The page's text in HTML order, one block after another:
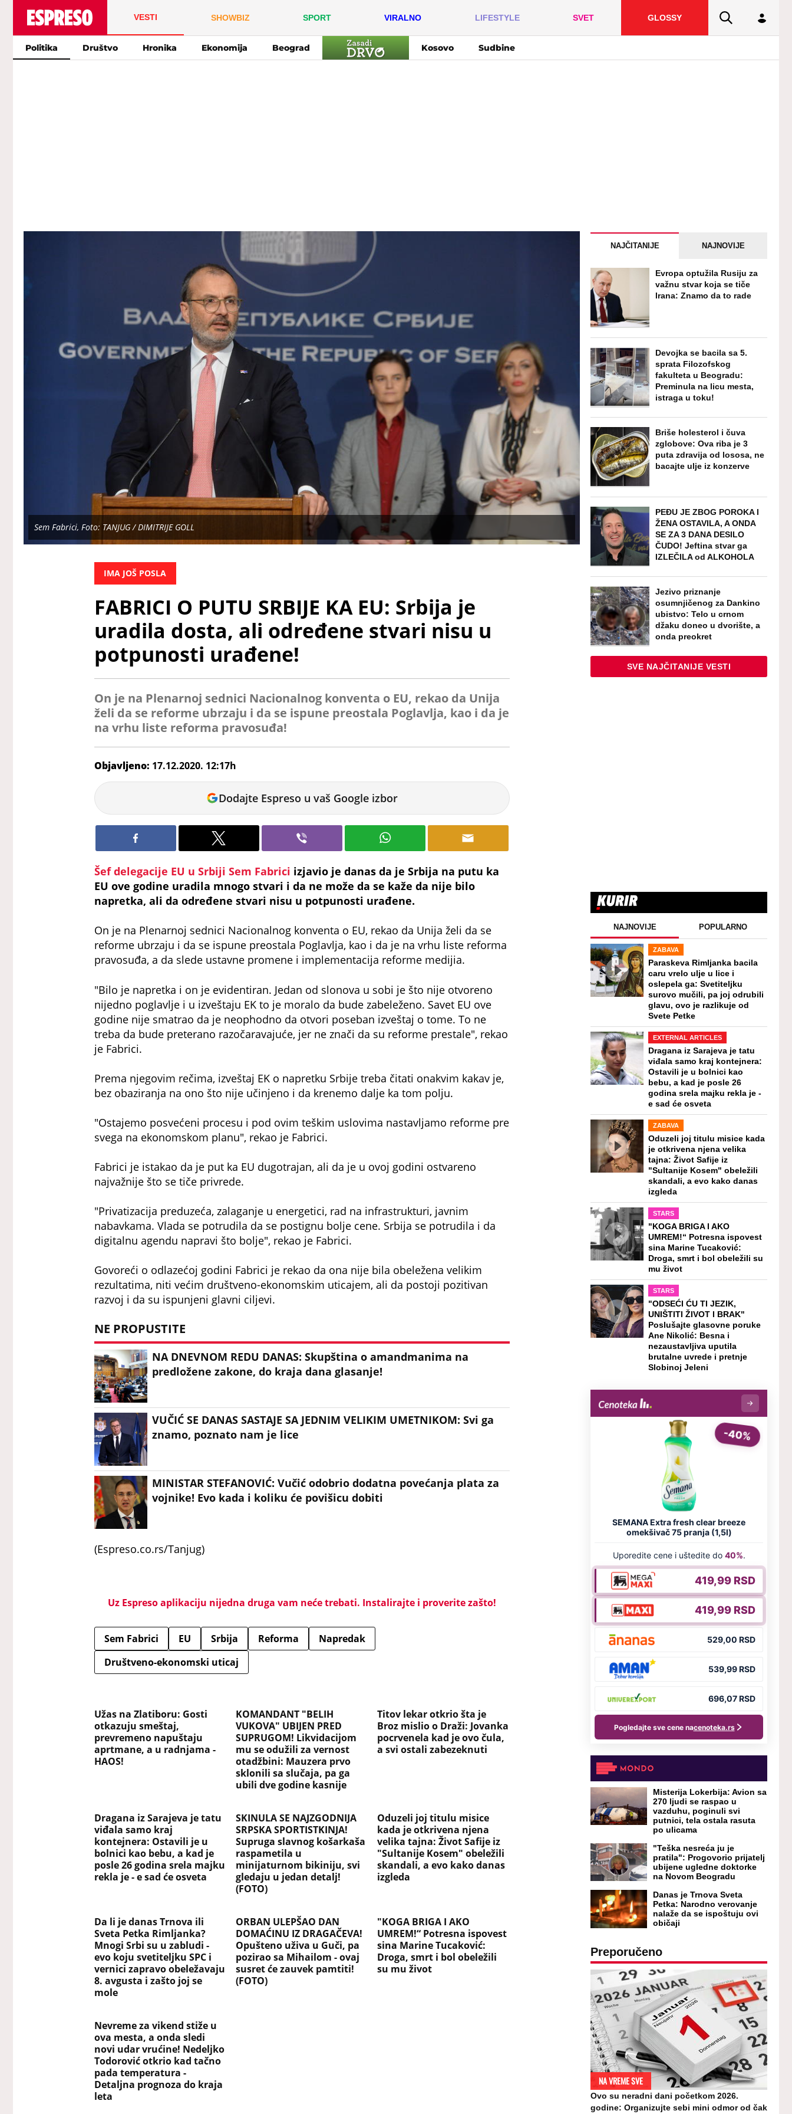
VESTI SHOWBIZ SPORT VIRALNO LIFESTYLE SVET GLOSSY
Politika Društvo Hronika Ekonomija Beograd Kosovo Sudbine
Sem Fabrici, Foto: TANJUG / DIMITRIJE GOLL
IMA JOŠ POSLA
FABRICI O PUTU SRBIJE KA EU: Srbija je
uradila dosta, ali određene stvari nisu u
potpunosti urađene!
On je na Plenarnoj sednici Nacionalnog konventa o EU, rekao da Unija
želi da se reforme ubrzaju i da se ispune preostala Poglavlja, kao i da je
na vrhu liste reforma pravosuđa!
Objavljeno: 17.12.2020. 12:17h
Bojana
Petrović
Dodajte Espreso u vaš Google izbor
Šef delegacije EU u Srbiji Sem Fabrici izjavio je danas da je Srbija na putu ka
EU ove godine uradila mnogo stvari i da ne može da se kaže da nije bilo
napretka, ali da određene stvari nisu u potpunosti urađene.
On je na Plenarnoj sednici Nacionalnog konventa o EU, rekao da Unija želi da se
reforme ubrzaju i da se ispune preostala Poglavlja, kao i da je na vrhu liste reforma
pravosuđa, a da slede ustavne promene i implementacija reforme medijia.
"Bilo je napretka i on je evidentiran. Jedan od slonova u sobi je što nije otvoreno
nijedno poglavlje i u izveštaju EK to je moralo da bude zabeleženo. Savet EU ove
godine nije smatrao da je neophodno da otvori poseban izveštaj o tome. To ne
treba da bude preterano razočaravajuće, jer ne znači da su reforme prestale", rekao
je Fabrici.
Prema njegovim rečima, izveštaj EK o napretku Srbije treba čitati onakvim kakav je,
bez obaziranja na ono što nije učinjeno i da krenemo dalje ka tom polju.
"Ostajemo posvećeni procesu i pod ovim teškim uslovima nastavljamo reforme pre
svega na ekonomskom planu", rekao je Fabrici.
Fabrici je istakao da je put ka EU dugotrajan, ali da je u ovoj godini ostvareno
najvažnije što se tiče privrede.
"Privatizacija preduzeća, zalaganje u energetici, rad na infrastrukturi, javnim
nabavkama. Vlada se potrudila da se postignu bolje cene. Srbija se potrudila i da
digitalnu agendu napravi što bolje", rekao je Fabrici.
Govoreći o odlazećoj godini Fabrici je rekao da ona nije bila obeležena velikim
rezultatima, niti većim društveno-ekonomskim uticajem, ali da postoji pozitivan
razvoj i da su ispunjeni glavni ciljevi.
NE PROPUSTITE
NA DNEVNOM REDU DANAS: Skupština o amandmanima na
predložene zakone, do kraja dana glasanje!
VUČIĆ SE DANAS SASTAJE SA JEDNIM VELIKIM UMETNIKOM: Svi ga
znamo, poznato nam je lice
MINISTAR STEFANOVIĆ: Vučić odobrio dodatna povećanja plata za
vojnike! Evo kada i koliku će povišicu dobiti
(Espreso.co.rs/Tanjug)
Uz Espreso aplikaciju nijedna druga vam neće trebati. Instalirajte i proverite zašto!
Sem Fabrici EU Srbija Reforma
Napredak
Društveno-ekonomski uticaj
Užas na Zlatiboru: Gosti
otkazuju smeštaj,
prevremeno napuštaju
aprtmane, a u radnjama -
HAOS!
KOMANDANT "BELIH
VUKOVA" UBIJEN PRED
SUPRUGOM! Likvidacijom
mu se odužili za vernost
otadžbini: Mauzera prvo
sklonili sa slučaja, pa ga
ubili dve godine kasnije
Titov lekar otkrio šta je
Broz mislio o Draži: Jovanka
pocrvenela kad je ovo čula,
a svi ostali zabezeknuti
Dragana iz Sarajeva je tatu
viđala samo kraj
kontejnera: Ostavili je u
bolnici kao bebu, a kad je
posle 26 godina srela majku
rekla je - e sad će osveta
SKINULA SE NAJZGODNIJA
SRPSKA SPORTISTKINJA!
Supruga slavnog košarkaša
raspametila u
minijaturnom bikiniju, svi
gledaju u jedan detalj!
(FOTO)
Oduzeli joj titulu misice
kada je otkrivena njena
velika tajna: Život Safije iz
"Sultanije Kosem" obeležili
skandali, a evo kako danas
izgleda
Da li je danas Trnova ili
Sveta Petka Rimljanka?
Mnogi Srbi su u zabludi -
evo koju svetiteljku SPC i
vernici zapravo obeležavaju
8. avgusta i zašto joj se
mole
ORBAN ULEPŠAO DAN
DOMAĆINU IZ DRAGAČEVA!
Opušteno uživa u Guči, pa
pozirao sa Mihailom - ovaj
susret će zauvek pamtiti!
(FOTO)
"KOGA BRIGA I AKO
UMREM!“ Potresna ispovest
sina Marine Tucaković:
Droga, smrt i bol obeležili
su mu život
Nevreme za vikend stiže u
ova mesta, a onda sledi
novi udar vrućine! Nedeljko
Todorović otkrio kad tačno
pada temperatura -
Detaljna prognoza do kraja
leta
NAJČITANIJE NAJNOVIJE
Evropa optužila Rusiju za
važnu stvar koja se tiče
Irana: Znamo da to rade
Devojka se bacila sa 5.
sprata Filozofskog
fakulteta u Beogradu:
Preminula na licu mesta,
istraga u toku!
Briše holesterol i čuva
zglobove: Ova riba je 3
puta zdravija od lososa, ne
bacajte ulje iz konzerve
PEĐU JE ZBOG POROKA I
ŽENA OSTAVILA, A ONDA
SE ZA 3 DANA DESILO
ČUDO! Jeftina stvar ga
IZLEČILA od ALKOHOLA
Jezivo priznanje
osumnjičenog za Dankino
ubistvo: Telo u crnom
džaku doneo u dvorište, a
onda preokret
SVE NAJČITANIJE VESTI
NAJNOVIJE POPULARNO
ZABAVA
Paraskeva Rimljanka bacila
caru vrelo ulje u lice i
oslepela ga: Svetiteljku
surovo mučili, pa joj odrubili
glavu, ovo je razlikuje od
Svete Petke
EXTERNAL ARTICLES
Dragana iz Sarajeva je tatu
viđala samo kraj kontejnera:
Ostavili je u bolnici kao
bebu, a kad je posle 26
godina srela majku rekla je -
e sad će osveta
ZABAVA
Oduzeli joj titulu misice kada
je otkrivena njena velika
tajna: Život Safije iz
"Sultanije Kosem" obeležili
skandali, a evo kako danas
izgleda
STARS
"KOGA BRIGA I AKO
UMREM!“ Potresna ispovest
sina Marine Tucaković:
Droga, smrt i bol obeležili su
mu život
STARS
"ODSEĆI ĆU TI JEZIK,
UNIŠTITI ŽIVOT I BRAK"
Poslušajte glasovne poruke
Ane Nikolić: Besna i
nezaustavljiva uputila
brutalne uvrede i pretnje
Slobinoj Jeleni
Misterija Lokerbija: Avion sa
270 ljudi se raspao u
vazduhu, poginuli svi
putnici, tela ostala rasuta
po ulicama
"Teška nesreća ju je
pratila": Progovorio prijatelj
ubijene ugledne doktorke
na Novom Beogradu
Danas je Trnova Sveta
Petka: Narodno verovanje
nalaže da se ispoštuju ovi
običaji
Preporučeno
NA VREME SVE
Ovo su neradni dani početkom 2026.
godine: Organizujte sebi mini odmor od čak